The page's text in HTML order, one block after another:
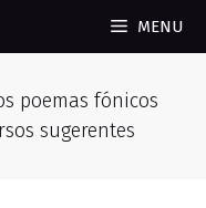
MENU
poemas fónicos
sugerentes